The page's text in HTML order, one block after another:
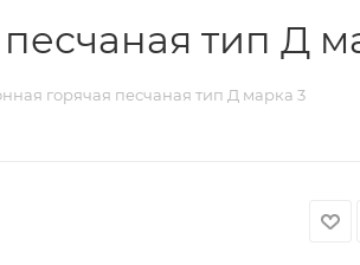
тип Д
горячая песчаная тип Д марка 3